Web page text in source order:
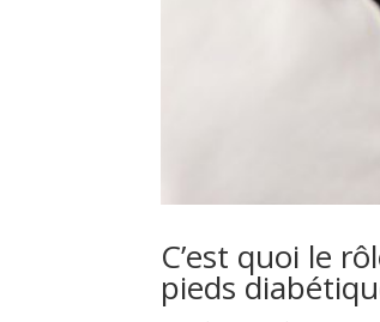
C’est quoi le
pieds